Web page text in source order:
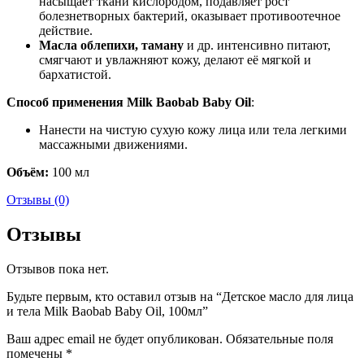
болезнетворных бактерий, оказывает противоотечное
действие.
Масла облепихи, таману и др. интенсивно питают,
смягчают и увлажняют кожу, делают её мягкой и
бархатистой.
Способ применения Milk Baobab Baby Oil:
Нанести на чистую сухую кожу лица или тела легкими
массажными движениями.
Объём: 100 мл
Отзывы (0)
Отзывы
Отзывов пока нет.
Будьте первым, кто оставил отзыв на “Детское масло для лица
и тела Milk Baobab Baby Oil, 100мл”
Ваш адрес email не будет опубликован. Обязательные поля
помечены *